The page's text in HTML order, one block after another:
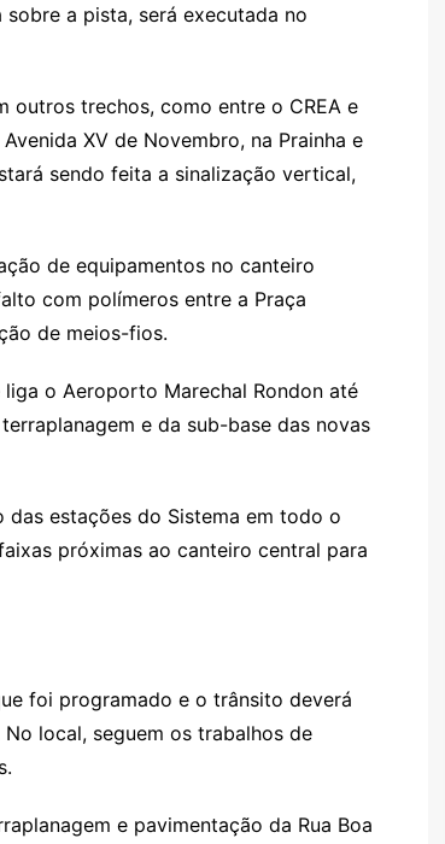
a pista, será executada no
outros trechos, como entre o CREA e
XV de Novembro, na Prainha e
sendo feita a sinalização vertical,
de equipamentos no canteiro
com polímeros entre a Praça
de meios-fios.
o Aeroporto Marechal Rondon até
e da sub-base das novas
das estações do Sistema em todo o
próximas ao canteiro central para
foi programado e o trânsito deverá
local, seguem os trabalhos de
e pavimentação da Rua Boa